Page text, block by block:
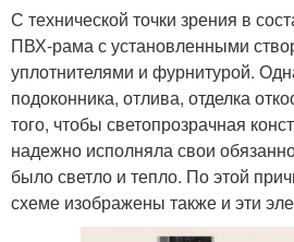
С технической точки зрения в
ПВХ-рама с установленными
уплотнителями и фурнитурой.
подоконника, отлива, отделка
того, чтобы светопрозрачная
надежно исполняла свои
было светло и тепло. По этой
схеме изображены также и эти